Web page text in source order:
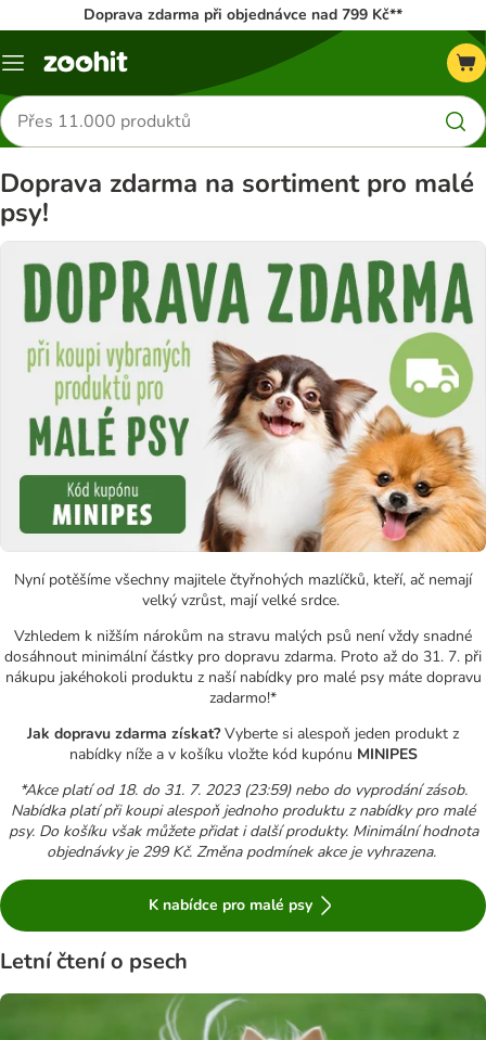
Doprava zdarma při objednávce nad 799 Kč**
Menu
Hledat
produkty
Doprava zdarma na sortiment pro malé
psy!
Nyní potěšíme všechny majitele čtyřnohých mazlíčků, kteří, ač nemají
velký vzrůst, mají velké srdce.
Vzhledem k nižším nárokům na stravu malých psů není vždy snadné
dosáhnout minimální částky pro dopravu zdarma. Proto až do 31. 7. při
nákupu jakéhokoli produktu z naší nabídky pro malé psy máte dopravu
zadarmo!*
Jak dopravu zdarma získat?Vyberte si alespoň jeden produkt z
nabídky níže a v košíku vložte kód kupónu MINIPES
*Akce platí od 18. do 31. 7. 2023 (23:59) nebo do vyprodání zásob.
Nabídka platí při koupi alespoň jednoho produktu z nabídky pro malé
psy. Do košíku však můžete přidat i další produkty. Minimální hodnota
objednávky je 299 Kč. Změna podmínek akce je vyhrazena.
K nabídce pro malé psy
Letní čtení o psech